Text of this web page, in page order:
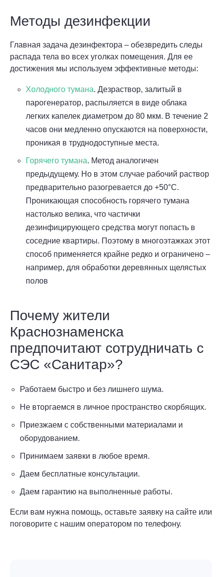
Методы дезинфекции
Главная задача дезинфектора – обезвредить следы
распада тела во всех уголках помещения. Для ее
достижения мы используем эффективные методы:
Холодного тумана. Дезраствор, залитый в
парогенератор, распыляется в виде облака
легких капелек диаметром до 80 мкм. В течение 2
часов они медленно опускаются на поверхности,
проникая в труднодоступные места.
Горячего тумана. Метод аналогичен
предыдущему. Но в этом случае рабочий раствор
предварительно разогревается до +50°С.
Проникающая способность горячего тумана
настолько велика, что частички
дезинфицирующего средства могут попасть в
соседние квартиры. Поэтому в многоэтажках этот
способ применяется крайне редко и ограничено –
например, для обработки деревянных щелястых
полов
Почему жители
Краснознаменска
предпочитают сотрудничать с
СЭС «Санитар»?
Работаем быстро и без лишнего шума.
Не вторгаемся в личное пространство скорбящих.
Приезжаем с собственными материалами и
оборудованием.
Принимаем заявки в любое время.
Даем бесплатные консультации.
Даем гарантию на выполненные работы.
Если вам нужна помощь, оставьте заявку на сайте или
поговорите с нашим оператором по телефону.